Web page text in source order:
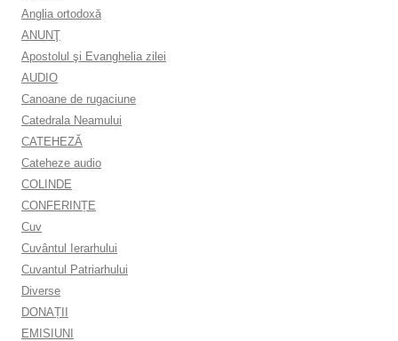
Anglia ortodoxă
ANUNŢ
Apostolul şi Evanghelia zilei
AUDIO
Canoane de rugaciune
Catedrala Neamului
CATEHEZĂ
Cateheze audio
COLINDE
CONFERINȚE
Cuv
Cuvântul Ierarhului
Cuvantul Patriarhului
Diverse
DONAȚII
EMISIUNI